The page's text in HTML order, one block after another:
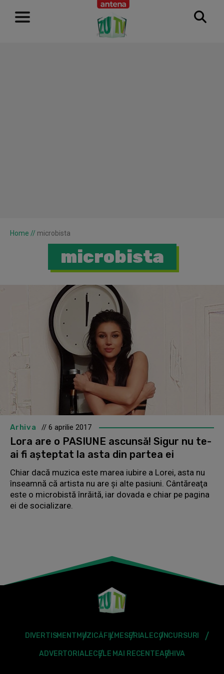
RECLAMĂ
Home // microbista
microbista
Arhiva // 6 aprilie 2017
Lora are o PASIUNE ascunsă! Sigur nu te-
ai fi așteptat la asta din partea ei
Chiar dacă muzica este marea iubire a Lorei, asta nu
înseamnă că artista nu are şi alte pasiuni. Cântăreaţa
este o microbistă înrăită, iar dovada e chiar pe pagina
ei de socializare.
DIVERTISMENT MUZICĂFILMESERIALECONCURSURI
ADVERTORIALECELE MAI RECENTEARHIVA